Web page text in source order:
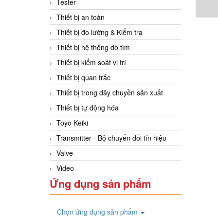
Tester
Thiết bị an toàn
Thiết bị đo lường & Kiểm tra
Thiết bị hệ thống dò tìm
Thiết bị kiểm soát vị trí
Thiết bị quan trắc
Thiết bị trong dây chuyền sản xuất
Thiết bị tự động hóa
Toyo Keiki
Transmitter - Bộ chuyển đổi tín hiệu
Valve
Video
Ứng dụng sản phẩm
Chọn ứng dụng sản phẩm